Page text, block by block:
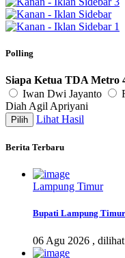
Polling
Siapa Ketua TDA Metro
Iwan Dwi Jayanto
Diah Agil Apriyani
Lihat Hasil
Berita Terbaru
Lampung Timur
Bupati Lampung
06 Agu 2026 ,